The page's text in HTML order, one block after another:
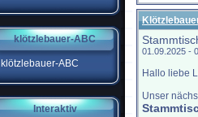
klötzlebauer-ABC
klötzlebauer-ABC
Interaktiv
01.09.2025 -
Hallo liebe
Unser